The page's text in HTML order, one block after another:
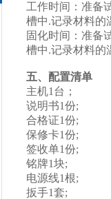
工作时间：准备
槽中.记录材料的
固化时间：准备
槽中.记录材料的
五、配置清单
主机1台；
说明书1份;
合格证1份;
保修卡1份;
签收单1份;
铭牌1块;
电源线1根;
扳手1套;